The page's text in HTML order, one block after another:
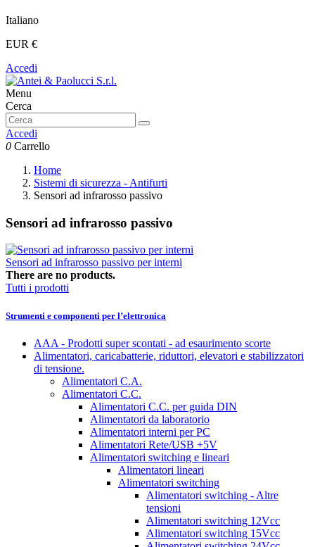
Italiano
EUR €
Accedi
Menu
Cerca
Accedi
0 Carrello
Home
Sistemi di sicurezza - Antifurti
Sensori ad infrarosso passivo
Sensori ad infrarosso passivo
Sensori ad infrarosso passivo per interni
There are no products.
Tutti i prodotti
Strumenti e componenti per l’elettronica
AAA - Prodotti super scontati - ad esaurimento scorte
Alimentatori, caricabatterie, riduttori, elevatori e stabilizzatori
di tensione.
Alimentatori C.A.
Alimentatori C.C.
Alimentatori C.C. per guida DIN
Alimentatori da laboratorio
Alimentatori interni per PC
Alimentatori Rete/USB +5V
Alimentatori switching e lineari
Alimentatori lineari
Alimentatori switching
Alimentatori switching - Altre
tensioni
Alimentatori switching 12Vcc
Alimentatori switching 15Vcc